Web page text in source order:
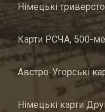
Німецькі
Карти РСЧА, 500-
Австро-Угорські
Німецькі карти